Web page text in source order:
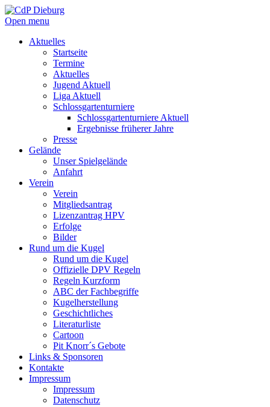
Open menu
Aktuelles
Startseite
Termine
Aktuelles
Jugend Aktuell
Liga Aktuell
Schlossgartenturniere
Schlossgartenturniere Aktuell
Ergebnisse früherer Jahre
Presse
Gelände
Unser Spielgelände
Anfahrt
Verein
Verein
Mitgliedsantrag
Lizenzantrag HPV
Erfolge
Bilder
Rund um die Kugel
Rund um die Kugel
Offizielle DPV Regeln
Regeln Kurzform
ABC der Fachbegriffe
Kugelherstellung
Geschichtliches
Literaturliste
Cartoon
Pit Knorr´s Gebote
Links & Sponsoren
Kontakte
Impressum
Impressum
Datenschutz